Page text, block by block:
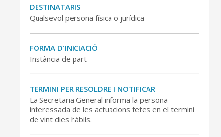
DESTINATARIS
Qualsevol persona física o jurídica
FORMA D'INICIACIÓ
Instància de part
TERMINI PER RESOLDRE I NOTIFICAR
La Secretaria General informa la persona
interessada de les actuacions fetes en el termini
de vint dies hàbils.